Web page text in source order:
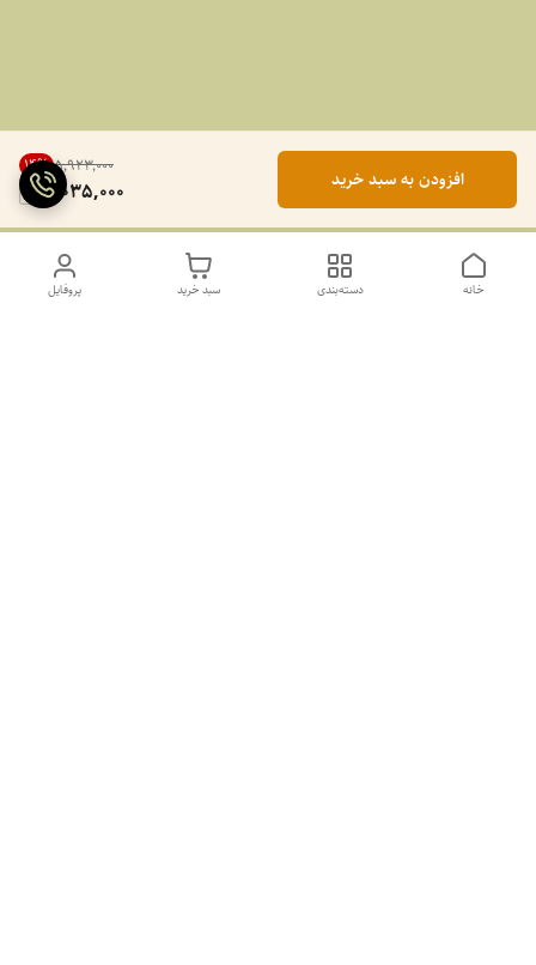
۵٬۹۲۳٬۰۰۰ 14%
5,035,000 افزودن به سبد خرید
پروفایل سبد خرید دسته‌بندی خانه